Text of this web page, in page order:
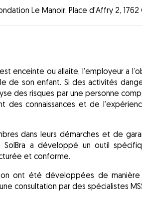
Le Manoir, Place d'Affry 2, 1762
enceinte ou allaite, l’employeur a
de son enfant. Si des activités
des risques par une personne
des connaissances et de
dans leurs démarches et de
SolBra a développé un outil
et conforme.
ont été développées de manière
consultation par des spécialistes